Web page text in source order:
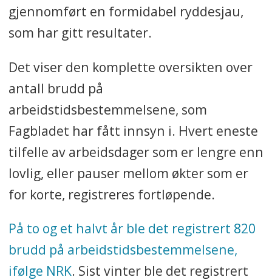
gjennomført en formidabel ryddesjau,
som har gitt resultater.
Det viser den komplette oversikten over
antall brudd på
arbeidstidsbestemmelsene, som
Fagbladet har fått innsyn i. Hvert eneste
tilfelle av arbeidsdager som er lengre enn
lovlig, eller pauser mellom økter som er
for korte, registreres fortløpende.
På to og et halvt år ble det registrert 820
brudd på arbeidstidsbestemmelsene,
ifølge NRK. Sist vinter ble det registrert